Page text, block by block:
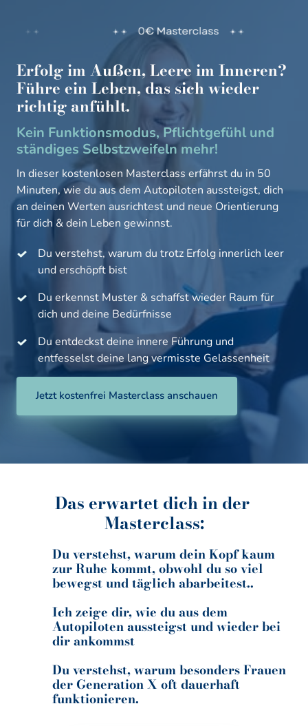
Erfolg im Außen, Leere im
Führe ein Leben, das sich
richtig anfühlt.
Kein Funktionsmodus, Pflichtgefühl und
ständiges Selbstzweifeln mehr!
In dieser kostenlosen Masterclass erfährst du in
Minuten, wie du aus dem Autopiloten aussteigst,
an deinen Werten ausrichtest und neue
für dich & dein Leben gewinnst.
Du verstehst, warum du trotz Erfolg innerlich leer
und erschöpft bist
Du erkennst Muster & schaffst wieder Raum für
dich und deine Bedürfnisse
Du entdeckst deine innere Führung und
entfesselst deine lang vermisste Gelassenheit
Jetzt kostenfrei Masterclass anschauen
Das erwartet dich in der
Masterclass:
Du verstehst, warum dein Kopf kaum
zur Ruhe kommt, obwohl du so viel
bewegst und täglich abarbeitest..
Ich zeige dir, wie du aus dem
Autopiloten aussteigst und wieder bei
dir ankommst
Du verstehst, warum besonders Frauen
der Generation X oft dauerhaft
funktionieren.